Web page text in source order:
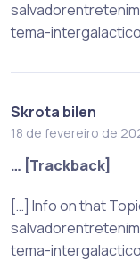
tema-
Skrota bilen
18 de fevereiro de
… [Trackback]
[…] Info on that
tema-